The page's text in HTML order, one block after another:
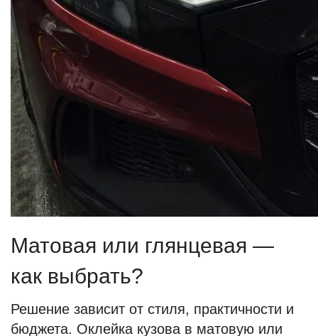
Матовая или глянцевая —
как выбрать?
Решение зависит от стиля, практичности и
бюджета. Оклейка кузова в матовую или